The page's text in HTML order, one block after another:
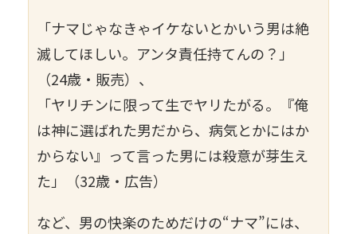
「ナマじゃなきゃイケないとかいう男は絶
滅してほしい。アンタ責任持てんの？」
（24歳・販売）、
「ヤリチンに限って生でヤリたがる。『俺
は神に選ばれた男だから、病気とかにはか
からない』って言った男には殺意が芽生え
た」（32歳・広告）
など、男の快楽のためだけの“ナマ”には、